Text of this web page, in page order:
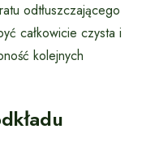
odtłuszczającego
całkowicie czysta i
kolejnych